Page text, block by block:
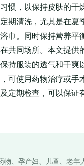
惯，以保持皮肤的干
期清洗，尤其是在夏
巾。同时保持营养平
共同场所。本文提供
持服装的透气和干爽
可使用药物治疗或手
定期检查，可以保证
物、孕产妇、儿童、老年